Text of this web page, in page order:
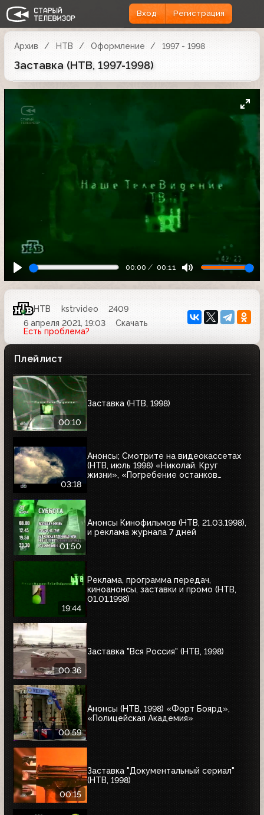
Вход Регистрация
Архив НТВ Оформление 1997 - 1998
Заставка (НТВ, 1997-1998)
00:00 00:11
НТВ kstrvideo
2409
6 апреля 2021, 19:03
Скачать
Есть проблема?
Плейлист
00:10
Заставка (НТВ, 1998)
03:18
Анонсы; Смотрите на видеокассетах
(НТВ, июль 1998) «Николай. Круг
жизни», «Погребение останков
01:50
Анонсы Кинофильмов (НТВ, 21.03.1998),
и реклама журнала 7 дней
19:44
Реклама, программа передач,
киноанонсы, заставки и промо (НТВ,
01.01.1998)
00:36
Заставка "Вся Россия" (НТВ, 1998)
00:59
Анонсы (НТВ, 1998) «Форт Боярд»,
«Полицейская Академия»
00:15
Заставка "Документальный сериал"
(НТВ, 1998)